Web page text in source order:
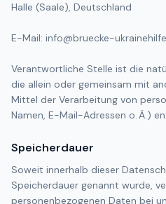
Halle (Saale), Deutschland
E-Mail: info@bruecke-
Verantwortliche Stelle ist die
die allein oder gemeinsam mit
Mittel der Verarbeitung von
Namen, E-Mail-Adressen o. Ä.)
Speicherdauer
Soweit innerhalb dieser
Speicherdauer genannt wurde,
personenbezogenen Daten bei